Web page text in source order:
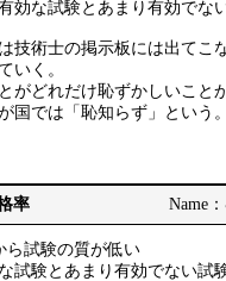
な試験とあまり有効でな
技術士の掲示板には出て
いく。
がどれだけ恥ずかしいこと
国では「恥知らず」という
率 Name
ら試験の質が低い
試験とあまり有効でない試